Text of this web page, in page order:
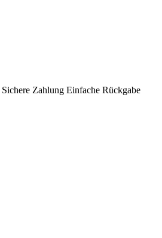
Sichere Zahlung Einfache Rückgabe